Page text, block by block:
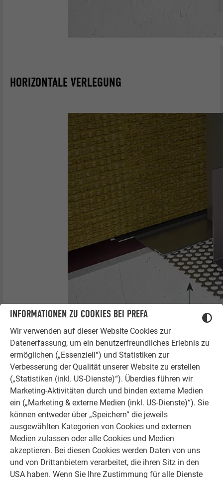
INFORMATIONEN ZU COOKIES BEI PREFA
Wir verwenden auf dieser Website Cookies zur
Datenerfassung, um ein benutzerfreundliches Erlebnis zu
ermöglichen („Essenziell“) und Statistiken zur
Verbesserung der Qualität unserer Website zu erstellen
(„Statistiken (inkl. US-Dienste)“). Überdies führen wir
Marketing-Aktivitäten durch und binden externe Medien
ein („Marketing & externe Medien (inkl. US-Dienste)“). Sie
können entweder über „Speichern“ die jeweils
ausgewählten Kategorien von Cookies und externen
Medien zulassen oder alle Cookies und Medien
akzeptieren. Bei diesen Cookies werden Daten von uns
und von Drittanbietern verarbeitet, die ihren Sitz in den
USA haben. Wenn Sie Ihre Zustimmung für alle Dienste
HORIZONTALE VERLEGUNG
Eine präzise Montage ist wichtig, da diese das
Erscheinungsbild Ihrer Fassade maßgeblich gestaltet. Je
exakter die Profile eingemessen und anschließend montiert
werden, desto leichter werden Sie sich bei der fachgerechten
Verlegung tun. Stellen Sie sicher, dass die Hinterlüftung nicht
behindert wird.